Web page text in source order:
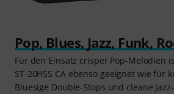
Pop, Blues, Jazz, Funk,
Für den Einsatz crisper Pop-Melodien
ST-20HSS CA ebenso geeignet wie für
Bluesige Double-Stops und cleane